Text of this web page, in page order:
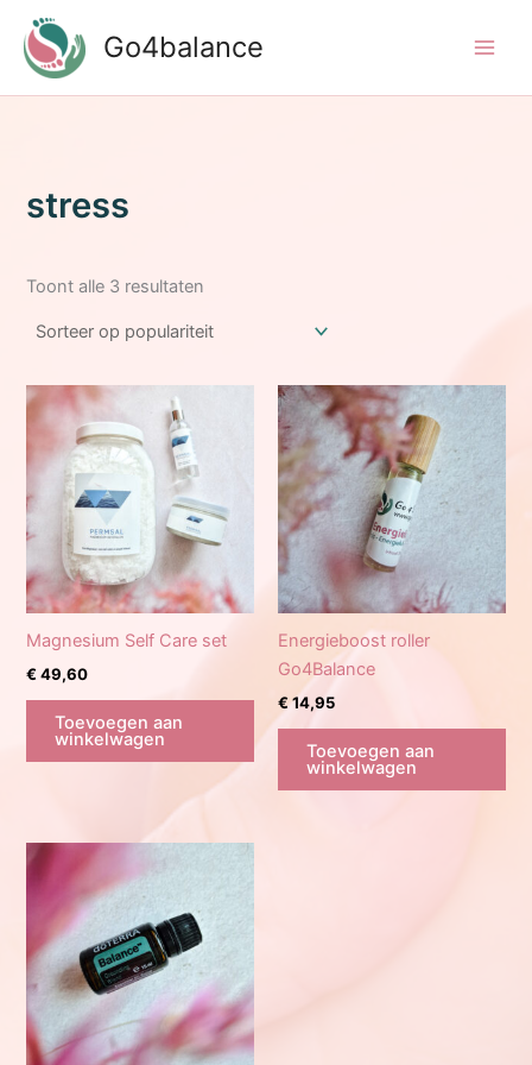
naar
inhoud
Go4balance
stress
Toont alle 3 resultaten
Magnesium Self Care set
€49,60
Toevoegen aan
winkelwagen
Energieboost roller
Go4Balance
€14,95
Toevoegen aan
winkelwagen